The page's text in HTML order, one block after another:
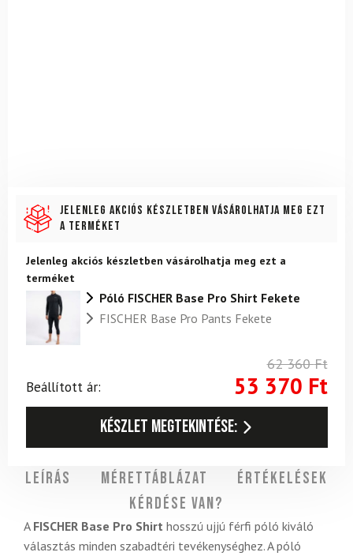
Jelenleg akciós készletben vásárolhatja meg ezt
a terméket
Jelenleg akciós készletben vásárolhatja meg ezt a
terméket
Póló FISCHER Base Pro Shirt Fekete
FISCHER Base Pro Pants Fekete
62 360Ft
Beállított ár:
53 370 Ft
Készlet megtekintése:
Leírás Mérettáblázat
Értékelések
Kérdése van?
A FISCHER Base Pro Shirt hosszú ujjú férfi póló kiváló
választás minden szabadtéri tevékenységhez. A póló